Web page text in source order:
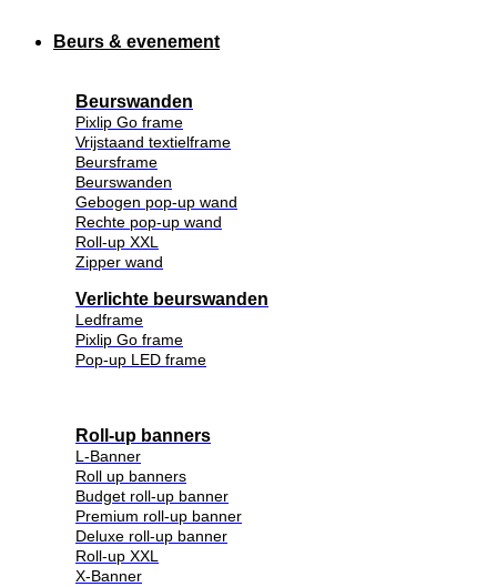
Beurs & evenement
Beurswanden
Pixlip Go frame
Vrijstaand textielframe
Beursframe
Beurswanden
Gebogen pop-up wand
Rechte pop-up wand
Roll-up XXL
Zipper wand
Verlichte beurswanden
Ledframe
Pixlip Go frame
Pop-up LED frame
Roll-up banners
L-Banner
Roll up banners
Budget roll-up banner
Premium roll-up banner
Deluxe roll-up banner
Roll-up XXL
X-Banner